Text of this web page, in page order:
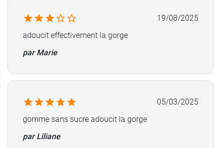
19/08/2025
adoucit effectivement la gorge
par Marie
05/03/2025
gomme sans sucre adoucit la gorge
par Liliane